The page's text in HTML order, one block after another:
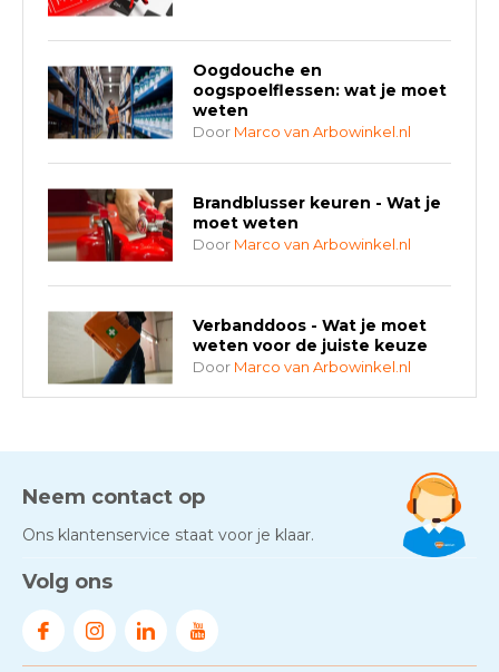
Oogdouche en
oogspoelflessen: wat je moet
weten
Door Marco van Arbowinkel.nl
Brandblusser keuren - Wat je
moet weten
Door Marco van Arbowinkel.nl
Verbanddoos - Wat je moet
weten voor de juiste keuze
Door Marco van Arbowinkel.nl
AED-apparaten - Welke past
Door Marco van Arbowinkel.nl
Door
Neem contact op
Ons klantenservice staat voor je klaar.
Volg ons